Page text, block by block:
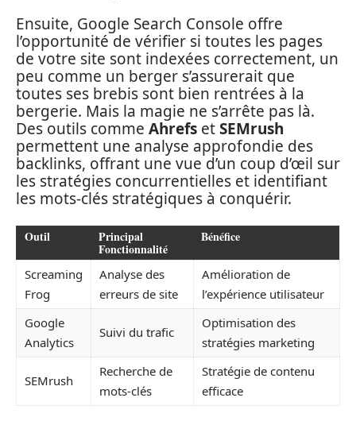
Ensuite, Google Search Console offre
l’opportunité de vérifier si toutes les pages
de votre site sont indexées correctement, un
peu comme un berger s’assurerait que
toutes ses brebis sont bien rentrées à la
bergerie. Mais la magie ne s’arrête pas là.
Des outils comme Ahrefs etSEMrush
permettent une analyse approfondie des
backlinks, offrant une vue d’un coup d’œil sur
les stratégies concurrentielles et identifiant
les mots-clés stratégiques à conquérir.
Outil Principal
Fonctionnalité
Bénéfice
Screaming
Frog
Analyse des
erreurs de site
Amélioration de
l’expérience utilisateur
Google
Analytics
Suivi du trafic
Optimisation des
stratégies marketing
SEMrush
Recherche de
mots-clés
Stratégie de contenu
efficace